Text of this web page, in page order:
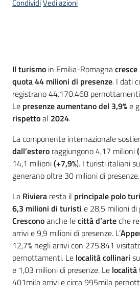
CondividiVedi azioni
Introduzione
Il turismo in Emilia-Romagnacresce
quota 44 milioni di presenze. I dati
registrano 44.170.468
Le presenzeaumentano del 3,9%e
rispettoal 2024.
La componente internazionale
dall’estero raggiungono 4,17 milioni
14,1 milioni(+7,9%). I turisti italiani
generano oltre 30 milioni di presenze.
La Riviera resta il principale polo
6,3 milioni di turisti e 28,5 milioni
Cresconoanche lecittà d’arteche
arrivi e 9,9 milioni di presenze. L’
12,7% negli arrivi con 275.841
pernottamenti. Le località collinari
e 1,03 milioni di presenze. Le località
401mila arrivi e circa 995mila